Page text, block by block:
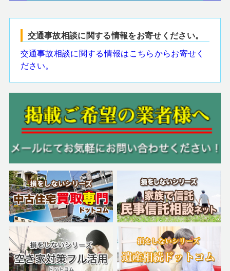
交通事故相談に関する情報をお寄せください。
交通事故相談に関する情報はこちらからお寄せく
ださい。